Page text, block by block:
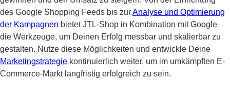
des Google Shopping Feeds bis zurAnalyse und Optimierung
der Kampagnen bietet JTL-Shop in Kombination mit Google
die Werkzeuge, um Deinen Erfolg messbar und skalierbar zu
gestalten. Nutze diese Möglichkeiten und entwickle Deine
Marketingstrategie kontinuierlich weiter, um im umkämpften E-
Commerce-Markt langfristig erfolgreich zu sein.